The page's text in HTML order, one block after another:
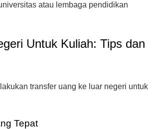
atau lembaga pendidikan
Untuk Kuliah: Tips dan
transfer uang ke luar negeri untuk
Tepat